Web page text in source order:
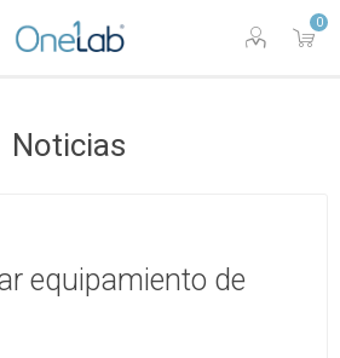
0
Noticias
equipamiento de